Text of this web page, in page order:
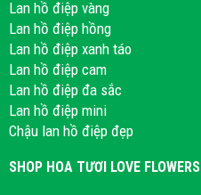
Lan hồ điệp vàng
Lan hồ điệp hồng
Lan hồ điệp xanh táo
Lan hồ điệp cam
Lan hồ điệp đa sắc
Lan hồ điệp mini
Chậu lan hồ điệp đẹp
SHOP HOA TƯƠI LOVE FLOWERS